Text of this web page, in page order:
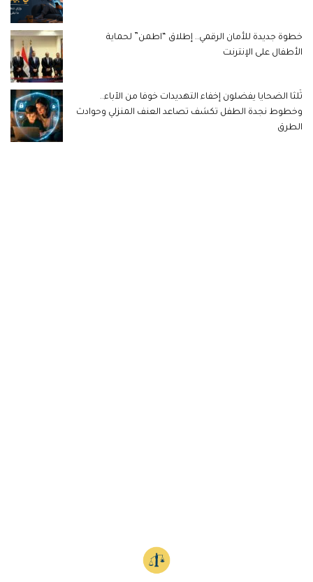
خطوة جديدة للأمان الرقمي.. إطلاق “اطمن” لحماية
الأطفال على الإنترنت
ثُلثا الضحايا يفضلون إخفاء التهديدات خوفا من الآباء..
وخطوط نجدة الطفل تكشف تصاعد العنف المنزلي وحوادث
الطرق